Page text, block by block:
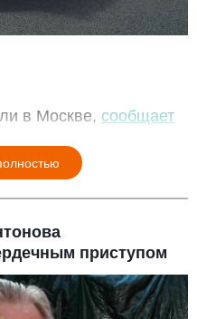
в Москве, сообщает
приступом